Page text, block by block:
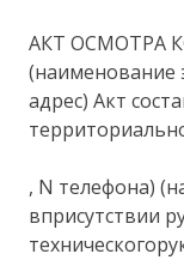
АКТ ОСМОТРА
(наименование
адрес) Акт
, N телефона)
вприсутствии